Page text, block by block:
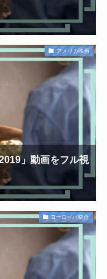
アメリカ映画
」動画をフル視
ヨーロッパ映画